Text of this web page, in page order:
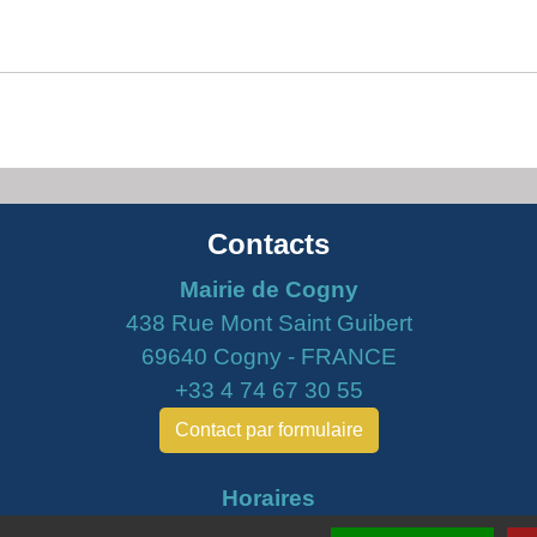
Contacts
Mairie de Cogny
438 Rue Mont Saint Guibert
69640 Cogny - FRANCE
+33 4 74 67 30 55
Contact par formulaire
Horaires
Lundi : 16h30 - 18h30